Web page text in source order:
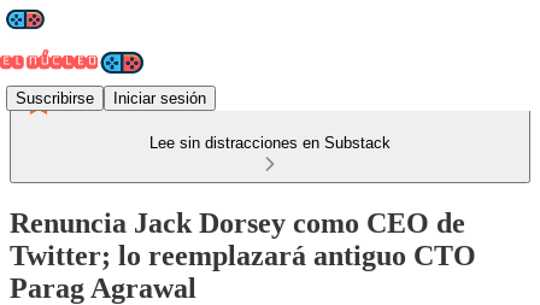
Suscribirse Iniciar sesión
Lee sin distracciones en Substack
Renuncia Jack Dorsey como CEO de
Twitter; lo reemplazará antiguo CTO
Parag Agrawal